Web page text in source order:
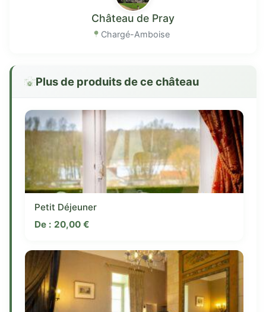
Château de Pray
Chargé-Amboise
Plus de produits de ce château
Petit Déjeuner
De : 20,00 €